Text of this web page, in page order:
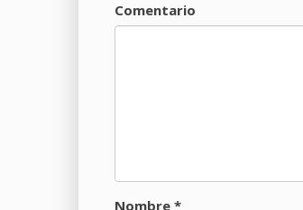
Comentario
Nombre *